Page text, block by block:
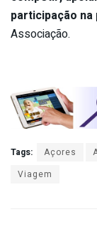
participação na
Associação.
Tags: Açores
Viagem